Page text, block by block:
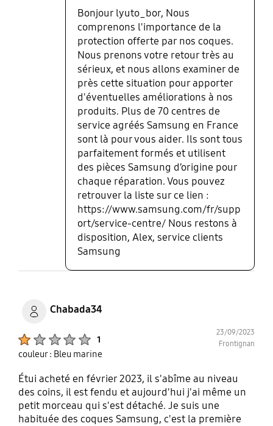
Bonjour lyuto_bor, Nous
comprenons l'importance de la
protection offerte par nos coques.
Nous prenons votre retour très au
sérieux, et nous allons examiner de
près cette situation pour apporter
d'éventuelles améliorations à nos
produits. Plus de 70 centres de
service agréés Samsung en France
sont là pour vous aider. Ils sont tous
parfaitement formés et utilisent
des pièces Samsung d’origine pour
chaque réparation. Vous pouvez
retrouver la liste sur ce lien :
https://www.samsung.com/fr/supp
ort/service-centre/ Nous restons à
disposition, Alex, service clients
Samsung
Chabada34
1
23/09/2023
Frontignan
couleur : Bleu marine
Étui acheté en février 2023, il s'abîme au niveau
des coins, il est fendu et aujourd'hui j'ai même un
petit morceau qui s'est détaché. Je suis une
habituée des coques Samsung, c'est la première